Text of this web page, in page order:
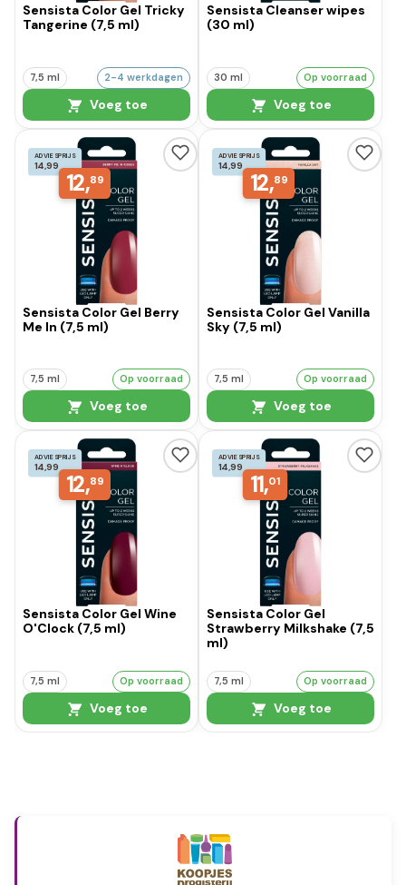
Sensista Color Gel Tricky
Tangerine (7,5 ml)
7,5 ml 2-4 werkdagen
Voeg toe
Sensista Cleanser wipes
(30 ml)
30 ml Op voorraad
Voeg toe
ADVIESPRIJS
14,99
12,89
Sensista Color Gel Berry
Me In (7,5 ml)
7,5 ml Op voorraad
Voeg toe
ADVIESPRIJS
14,99
12,89
Sensista Color Gel Vanilla
Sky (7,5 ml)
7,5 ml Op voorraad
Voeg toe
ADVIESPRIJS
14,99
12,89
Sensista Color Gel Wine
O'Clock (7,5 ml)
7,5 ml Op voorraad
Voeg toe
ADVIESPRIJS
14,99
11,01
Sensista Color Gel
Strawberry Milkshake (7,5
ml)
7,5 ml Op voorraad
Voeg toe